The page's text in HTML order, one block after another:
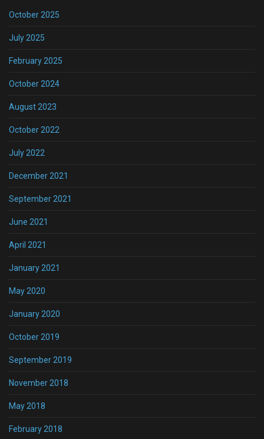
October 2025
July 2025
February 2025
October 2024
August 2023
October 2022
July 2022
December 2021
September 2021
June 2021
April 2021
January 2021
May 2020
January 2020
October 2019
September 2019
November 2018
May 2018
February 2018